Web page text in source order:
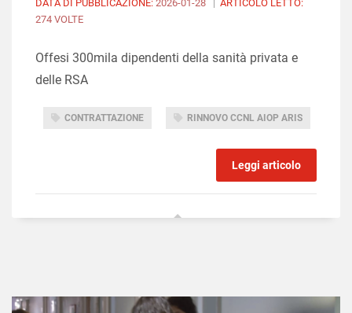
DATA DI PUBBLICAZIONE: 2026-01-28 | ARTICOLO LETTO:
274 VOLTE
Offesi 300mila dipendenti della sanità privata e
delle RSA
CONTRATTAZIONE RINNOVO CCNL AIOP ARIS
Leggi articolo